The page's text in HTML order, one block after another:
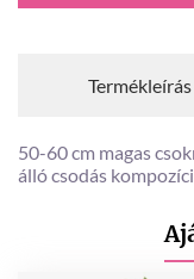
Termékleírás
50-60 cm magas
álló csodás